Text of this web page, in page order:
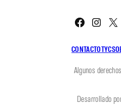
CONTACTOTYC
Algunos
Desarrollado